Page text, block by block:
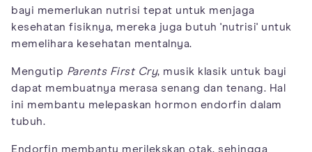
bayi memerlukan nutrisi tepat untuk menjaga
kesehatan fisiknya, mereka juga butuh 'nutrisi' untuk
memelihara kesehatan mentalnya.
Mengutip Parents First Cry, musik klasik untuk bayi
dapat membuatnya merasa senang dan tenang. Hal
ini membantu melepaskan hormon endorfin dalam
tubuh.
Endorfin membantu merilekskan otak, sehingga